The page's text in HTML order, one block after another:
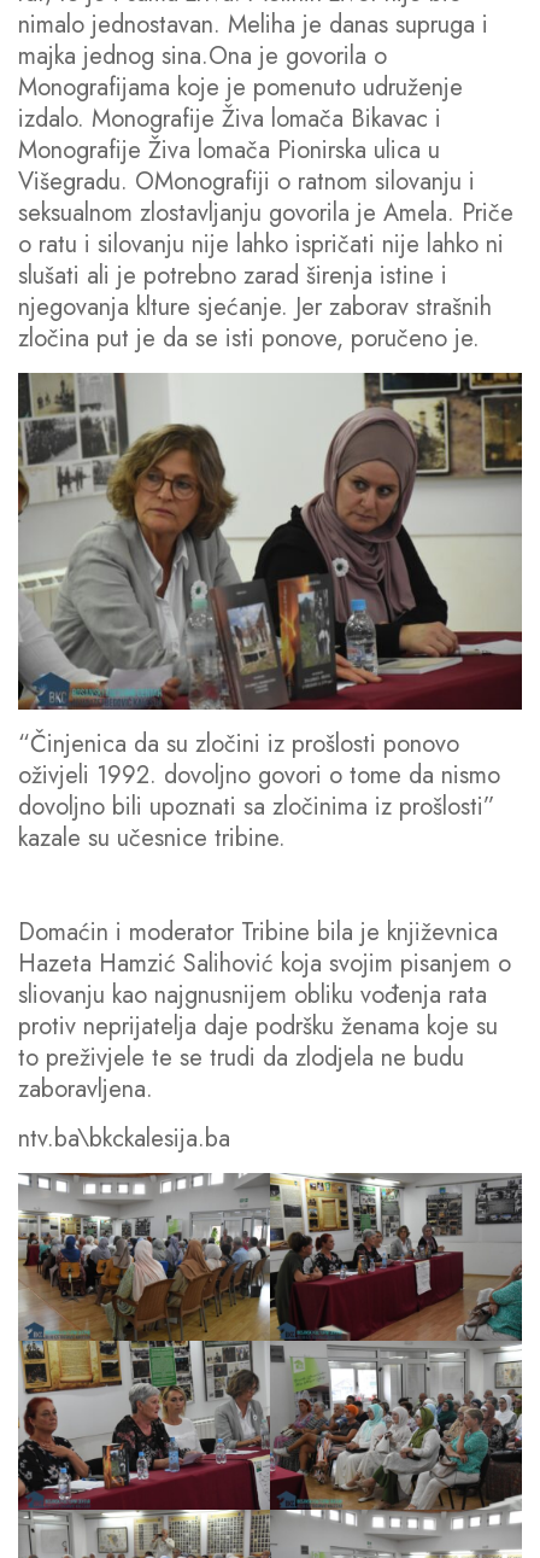
nimalo jednostavan. Meliha je danas supruga i
majka jednog sina.Ona je govorila o
Monografijama koje je pomenuto udruženje
izdalo. Monografije Živa lomača Bikavac i
Monografije Živa lomača Pionirska ulica u
Višegradu. OMonografiji o ratnom silovanju i
seksualnom zlostavljanju govorila je Amela. Priče
o ratu i silovanju nije lahko ispričati nije lahko ni
slušati ali je potrebno zarad širenja istine i
njegovanja klture sjećanje. Jer zaborav strašnih
zločina put je da se isti ponove, poručeno je.
“Činjenica da su zločini iz prošlosti ponovo
oživjeli 1992. dovoljno govori o tome da nismo
dovoljno bili upoznati sa zločinima iz prošlosti”
kazale su učesnice tribine.
Domaćin i moderator Tribine bila je književnica
Hazeta Hamzić Salihović koja svojim pisanjem o
sliovanju kao najgnusnijem obliku vođenja rata
protiv neprijatelja daje podršku ženama koje su
to preživjele te se trudi da zlodjela ne budu
zaboravljena.
ntv.ba\bkckalesija.ba